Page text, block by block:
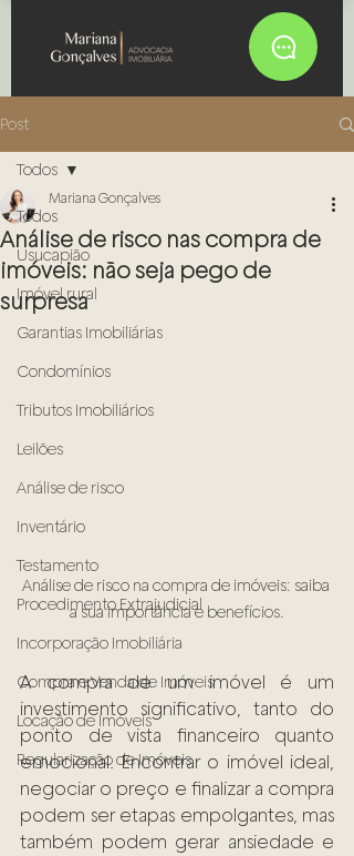
Post
Todos
Usucapião
Imóvel rural
Garantias Imobiliárias
Condomínios
Tributos Imobiliários
Leilões
Análise de risco
Inventário
Testamento
Procedimento Extrajudicial
Incorporação Imobiliária
Compra e Venda de Imóveis
Locação de Imóveis
Regularização de Imóveis
Todos
Análise de risco nas compra de
imóveis: não seja pego de
surpresa
Mariana Gonçalves
Análise de risco na compra de imóveis: saiba
a sua importância e benefícios.
A compra de um imóvel é um
investimento significativo, tanto do
ponto de vista financeiro quanto
emocional. Encontrar o imóvel ideal,
negociar o preço e finalizar a compra
podem ser etapas empolgantes, mas
também podem gerar ansiedade e